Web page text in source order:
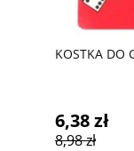
KOSTKA DO
6,38 zł
8,98 zł